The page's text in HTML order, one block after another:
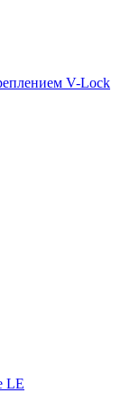
V-Lock
LE